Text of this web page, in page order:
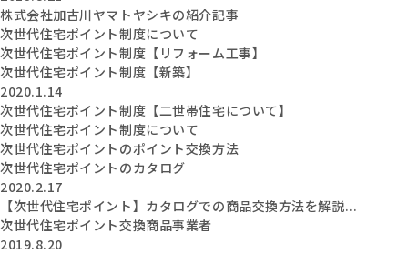
株式会社加古川ヤマトヤシキの紹介記事
次世代住宅ポイント制度について
次世代住宅ポイント制度【リフォーム工事】
次世代住宅ポイント制度【新築】
2020.1.14
次世代住宅ポイント制度【二世帯住宅について】
次世代住宅ポイント制度について
次世代住宅ポイントのポイント交換方法
次世代住宅ポイントのカタログ
2020.2.17
【次世代住宅ポイント】カタログでの商品交換方法を解説...
次世代住宅ポイント交換商品事業者
2019.8.20